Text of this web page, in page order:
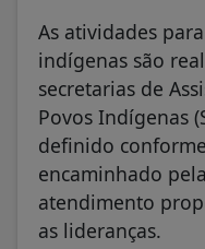
As atividades
indígenas são
secretarias de
Povos Indígenas
definido
encaminhado
atendimento
as lideranças.